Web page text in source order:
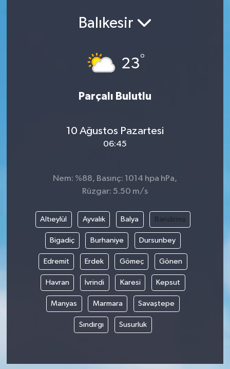
Balıkesir
23°
Parçalı Bulutlu
10 Ağustos Pazartesi
06:45
Nem: %88, Basınç: 1014 hpa hPa,
Rüzgar: 5.50 m/s
Altıeylül Ayvalık Balya Bandırma
Bigadiç Burhaniye Dursunbey
Edremit Erdek Gömeç Gönen
Havran İvrindi Karesi Kepsut
Manyas Marmara Savaştepe
Sındırgı Susurluk